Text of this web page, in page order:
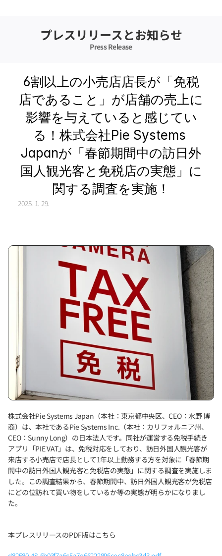
プレスリリースとお知らせ
Press Release
6割以上の小売店店長が「免税
店であること」が店舗の売上に
影響を与えていると感じてい
る！株式会社Pie Systems
Japanが「春節期間中の訪日外
国人観光客と免税店の実態」に
関する調査を実施！
2025. 1. 29.
株式会社Pie Systems Japan（本社：東京都中央区、CEO：水野 博
商）は、本社であるPie Systems Inc.（本社：カリフォルニア州、
CEO：Sunny Long）の日本法人です。同社が運営する免税手続き
アプリ「PIE VAT」は、免税対応をしており、訪日外国人観光客が
来店する小売店で店長として1年以上勤務する方を対象に「春節期
間中の訪日外国人観光客と免税店の実態」に関する調査を実施しま
した。この調査結果から、春節期間中、訪日外国人観光客が免税店
にどの位訪れて買い物をしているか等の実態が明らかになりまし
た。
本プレスリリースのPDF版はこちら